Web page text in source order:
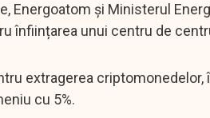
Energoatom și Ministerul
înființarea unui centru de
extragerea
cu 5%.